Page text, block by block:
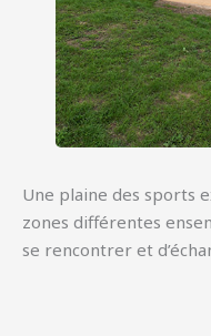
Une plaine des sports
zones différentes
se rencontrer et